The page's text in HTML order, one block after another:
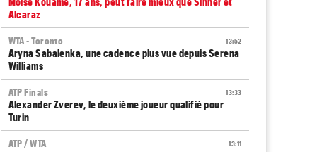
Alcaraz
13:52
WTA - Toronto
Aryna Sabalenka, une cadence plus vue depuis Serena
Williams
13:33
ATP Finals
Alexander Zverev, le deuxième joueur qualifié pour
Turin
13:11
ATP / WTA